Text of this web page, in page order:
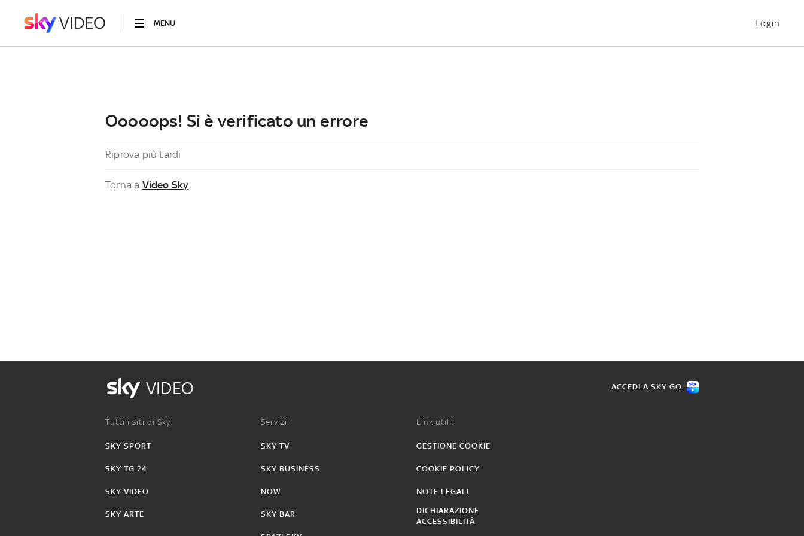
MENU Login
Ooooops! Si è verificato un errore
Riprova più tardi
Torna a Video Sky
VIDEO ACCEDI A SKY GO
Tutti i siti di Sky:
SKY SPORT
SKY TG 24
SKY VIDEO
SKY ARTE
Servizi:
SKY TV
SKY BUSINESS
NOW
SKY BAR
Link utili:
GESTIONE COOKIE
COOKIE POLICY
NOTE LEGALI
DICHIARAZIONE
ACCESSIBILITÀ